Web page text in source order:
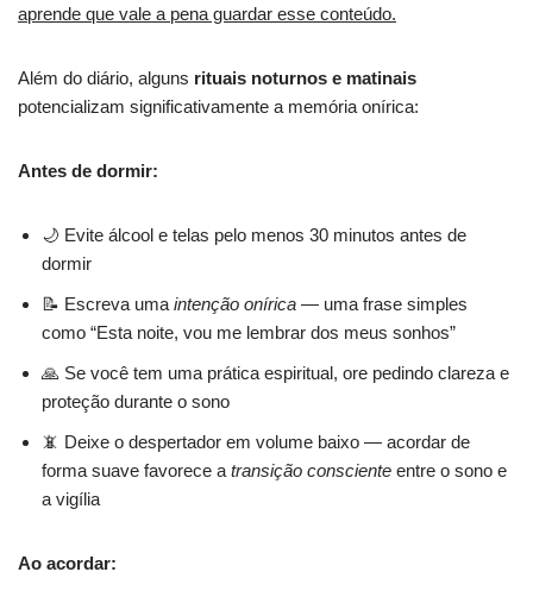
aprende que vale a pena guardar esse conteúdo.
Além do diário, alguns rituais noturnos e matinais
potencializam significativamente a memória onírica:
Antes de dormir:
🌙 Evite álcool e telas pelo menos 30 minutos antes de
dormir
📝 Escreva uma intenção onírica — uma frase simples
como “Esta noite, vou me lembrar dos meus sonhos”
🙏 Se você tem uma prática espiritual, ore pedindo clareza e
proteção durante o sono
📵 Deixe o despertador em volume baixo — acordar de
forma suave favorece a transição consciente entre o sono e
a vigília
Ao acordar: